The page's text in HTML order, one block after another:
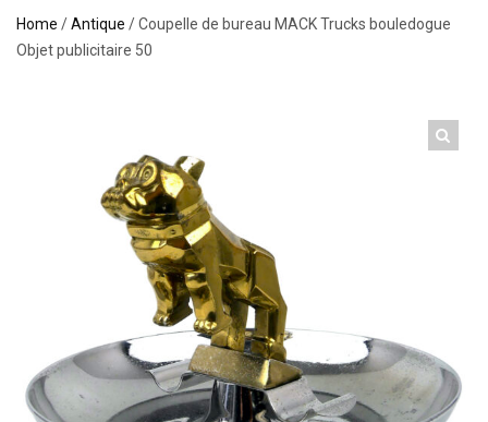
Home /Antique / Coupelle de bureau MACK Trucks bouledogue
Objet publicitaire 50